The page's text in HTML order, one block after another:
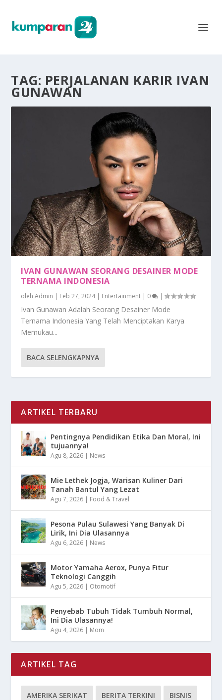
TAG: PERJALANAN KARIR IVAN
GUNAWAN
IVAN GUNAWAN SEORANG DESAINER MODE
TERNAMA INDONESIA
olehAdmin | Feb 27, 2024| Entertainment | 0 |
Ivan Gunawan Adalah Seorang Desainer Mode
Ternama Indonesia Yang Telah Menciptakan Karya
Memukau...
BACA SELENGKAPNYA
ARTIKEL TERBARU
Pentingnya Pendidikan Etika Dan Moral, Ini
tujuannya!
Agu 8, 2026 | News
Mie Lethek Jogja, Warisan Kuliner Dari
Tanah Bantul Yang Lezat
Agu 7, 2026 | Food & Travel
Pesona Pulau Sulawesi Yang Banyak Di
Lirik, Ini Dia Ulasannya
Agu 6, 2026 | News
Motor Yamaha Aerox, Punya Fitur
Teknologi Canggih
Agu 5, 2026 | Otomotif
Penyebab Tubuh Tidak Tumbuh Normal,
Ini Dia Ulasannya!
Agu 4, 2026 | Mom
ARTIKEL TAG
AMERIKA SERIKAT BERITA TERKINI BISNIS